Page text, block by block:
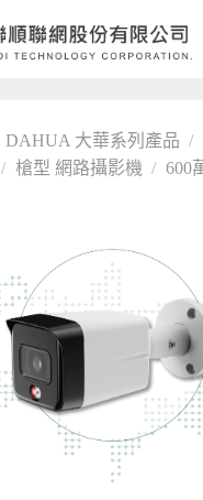
DAHUA 大華系列產品 /
/ 槍型 網路攝影機 / 600